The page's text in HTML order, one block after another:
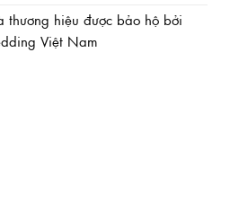
thương hiệu được bảo hộ bởi
Việt Nam